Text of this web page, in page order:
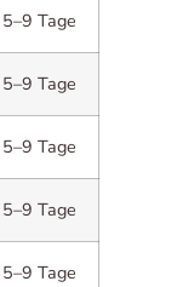
5–9 Tage
5–9 Tage
5–9 Tage
5–9 Tage
5–9 Tage